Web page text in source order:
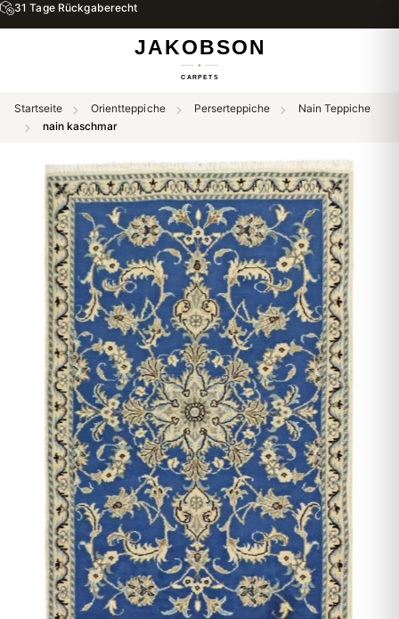
31 Tage Rückgaberecht
Startseite Orientteppiche Perserteppiche
Nain Teppiche
nain kaschmar